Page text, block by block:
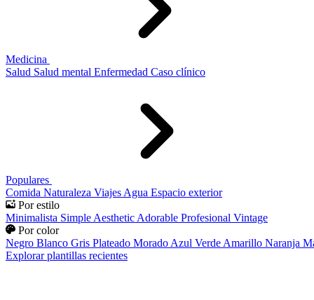
Medicina
Salud Salud mental Enfermedad Caso clínico
Populares
Comida Naturaleza Viajes Agua Espacio exterior
Por estilo
Minimalista Simple Aesthetic Adorable Profesional Vintage
Por color
Negro Blanco Gris Plateado Morado Azul Verde Amarillo Naranja
Explorar plantillas recientes